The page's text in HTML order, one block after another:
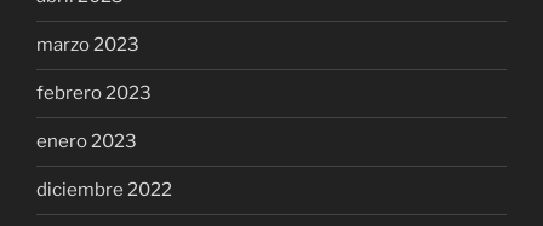
marzo 2023
febrero 2023
enero 2023
diciembre 2022